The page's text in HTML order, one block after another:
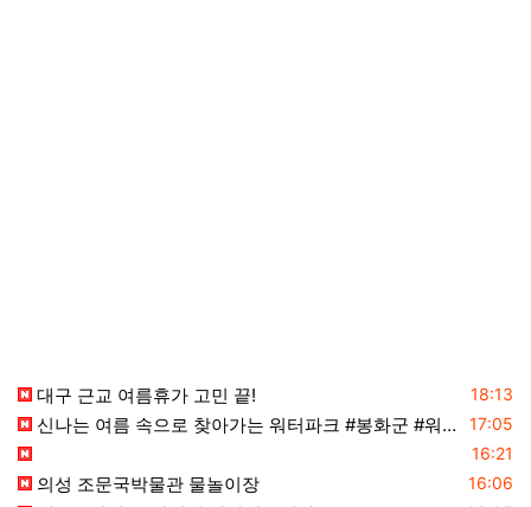
등록일
18:13
대구 근교 여름휴가 고민 끝!
등록일
17:05
신나는 여름 속으로 찾아가는 워터파크 #봉화군 #워터슬라이드 #아동복지
등록일
16:21
등록일
16:06
의성 조문국박물관 물놀이장